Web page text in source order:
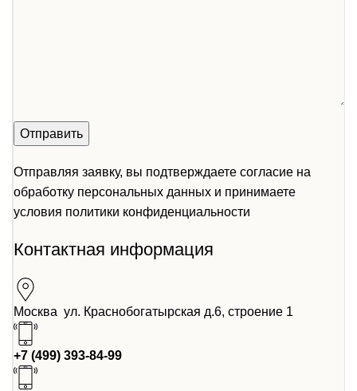
Отправляя заявку, вы подтверждаете согласие на
обработку персональных данных и принимаете
условия политики конфиденциальности
Контактная информация
Москва ул. Краснобогатырская д.6, строение 1
+7 (499) 393-84-99